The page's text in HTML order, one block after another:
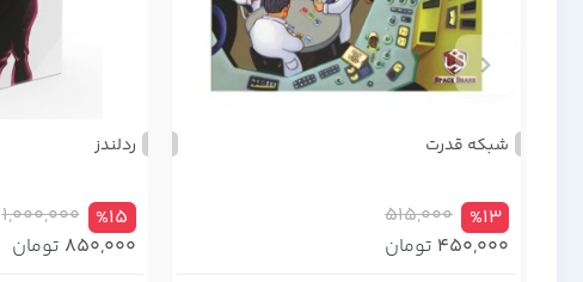
شبکه قدرت
%13
515,000
450,000 تومان
ردلندز
%15
1,000,000
850,000 تومان